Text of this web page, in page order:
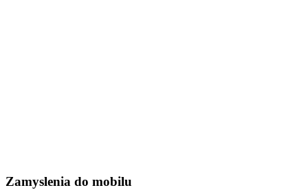
Zamyslenia do mobilu